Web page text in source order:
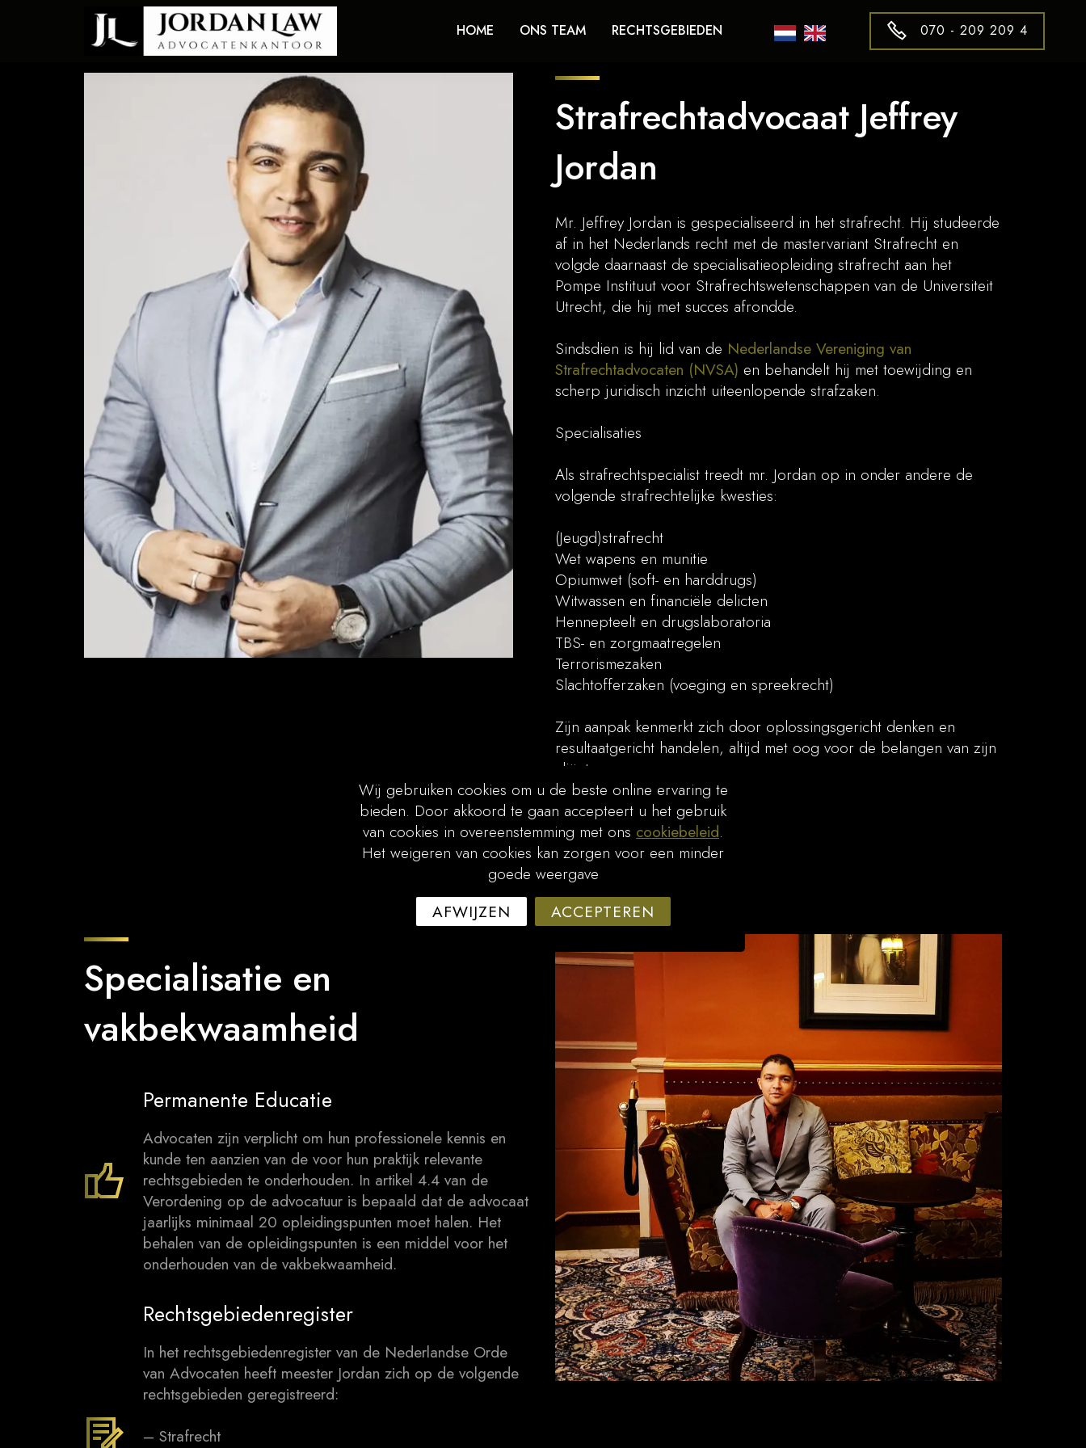
Strafrechtadvocaat Jeffrey
Jordan
Mr. Jeffrey Jordan is gespecialiseerd in het strafrecht. Hij studeerde
af in het Nederlands recht met de mastervariant Strafrecht en
volgde daarnaast de specialisatieopleiding strafrecht aan het
Pompe Instituut voor Strafrechtswetenschappen van de Universiteit
Utrecht, die hij met succes afrondde.
Sindsdien is hij lid van de Nederlandse Vereniging van
Strafrechtadvocaten (NVSA) en behandelt hij met toewijding en
scherp juridisch inzicht uiteenlopende strafzaken.
Specialisaties
Als strafrechtspecialist treedt mr. Jordan op in onder andere de
volgende strafrechtelijke kwesties:
(Jeugd)strafrecht
Wet wapens en munitie
Opiumwet (soft- en harddrugs)
Witwassen en financiële delicten
Hennepteelt en drugslaboratoria
TBS- en zorgmaatregelen
Terrorismezaken
Slachtofferzaken (voeging en spreekrecht)
Zijn aanpak kenmerkt zich door oplossingsgericht denken en
resultaatgericht handelen, altijd met oog voor de belangen van zijn
cliënt.
Talen:
- Nederlands
- Engels
Specialisatie en
vakbekwaamheid
Permanente Educatie
Advocaten zijn verplicht om hun professionele kennis en
kunde ten aanzien van de voor hun praktijk relevante
rechtsgebieden te onderhouden. In artikel 4.4 van de
Verordening op de advocatuur is bepaald dat de advocaat
jaarlijks minimaal 20 opleidingspunten moet halen. Het
behalen van de opleidingspunten is een middel voor het
onderhouden van de vakbekwaamheid.
Rechtsgebiedenregister
In het rechtsgebiedenregister van de Nederlandse Orde
van Advocaten heeft meester Jordan zich op de volgende
rechtsgebieden geregistreerd:
– Strafrecht
HOME ONS TEAM RECHTSGEBIEDEN 070 - 209 209 4
Wij gebruiken cookies om u de beste online ervaring te
bieden. Door akkoord te gaan accepteert u het gebruik
van cookies in overeenstemming met ons cookiebeleid.
Het weigeren van cookies kan zorgen voor een minder
goede weergave
AFWIJZEN
ACCEPTEREN